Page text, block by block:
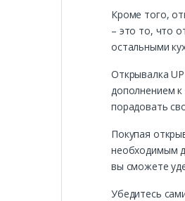
Кроме того,
– это то, что
остальными
Открывалка
дополнением
порадовать
Покупая
необходимым
вы сможете
Убедитесь